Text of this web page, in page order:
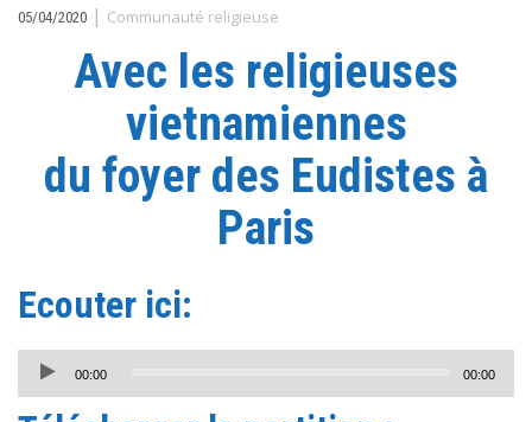
05/04/2020 | Communauté religieuse
Avec les religieuses
vietnamiennes
du foyer des Eudistes à
Paris
Ecouter ici:
Lecteur
audio
00:00 00:00